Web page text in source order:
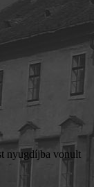
nyugdíjba vonult